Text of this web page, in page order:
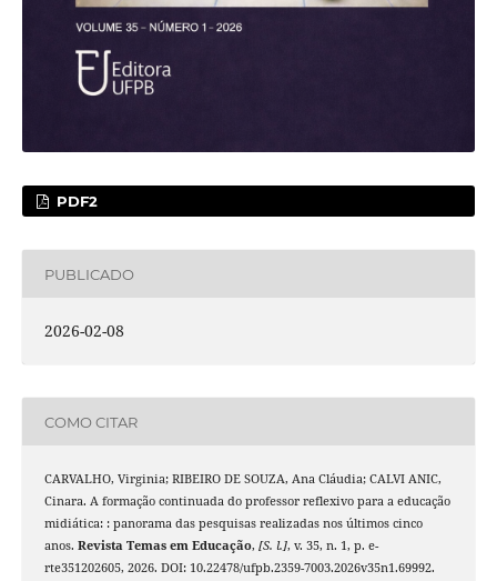
PDF2
PUBLICADO
2026-02-08
COMO CITAR
CARVALHO, Virginia; RIBEIRO DE SOUZA, Ana Cláudia; CALVI ANIC,
Cinara. A formação continuada do professor reflexivo para a educação
midiática: : panorama das pesquisas realizadas nos últimos cinco
anos. Revista Temas em Educação, [S. l.], v. 35, n. 1, p. e-
rte351202605, 2026. DOI: 10.22478/ufpb.2359-7003.2026v35n1.69992.